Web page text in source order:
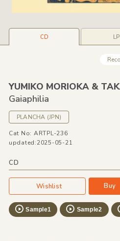
CD LP
YUMIKO MORIOKA &
Gaiaphilia
PLANCHA (JPN)
Cat No: ARTPL-236
updated:2025-05-21
CD
Wishlist Buy
Sample1 Sample2